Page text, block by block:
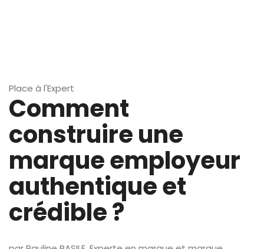
Place à l'Expert
Comment
construire une
marque employeur
authentique et
crédible ?